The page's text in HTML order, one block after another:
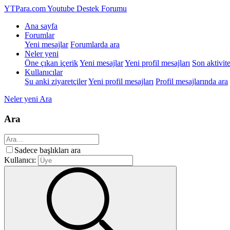
YTPara.comYoutube Destek Forumu
Ana sayfa
Forumlar
Yeni mesajlar Forumlarda ara
Neler yeni
Öne çıkan içerikYeni mesajlarYeni profil mesajları Son
Kullanıcılar
Şu anki ziyaretçilerYeni profil mesajları Profil mesajlarında ara
Neler yeni Ara
Ara
Sadece başlıkları ara
Kullanıcı: